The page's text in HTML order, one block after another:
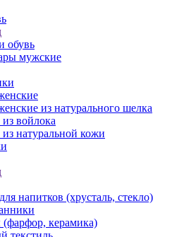
обувь
мужские
из натурального шелка
войлока
натуральной кожи
напитков (хрусталь, стекло)
керамика)